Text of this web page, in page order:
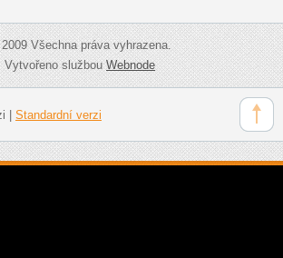
Všechna práva vyhrazena.
Vytvořeno službouWebnode
Standardní verzi